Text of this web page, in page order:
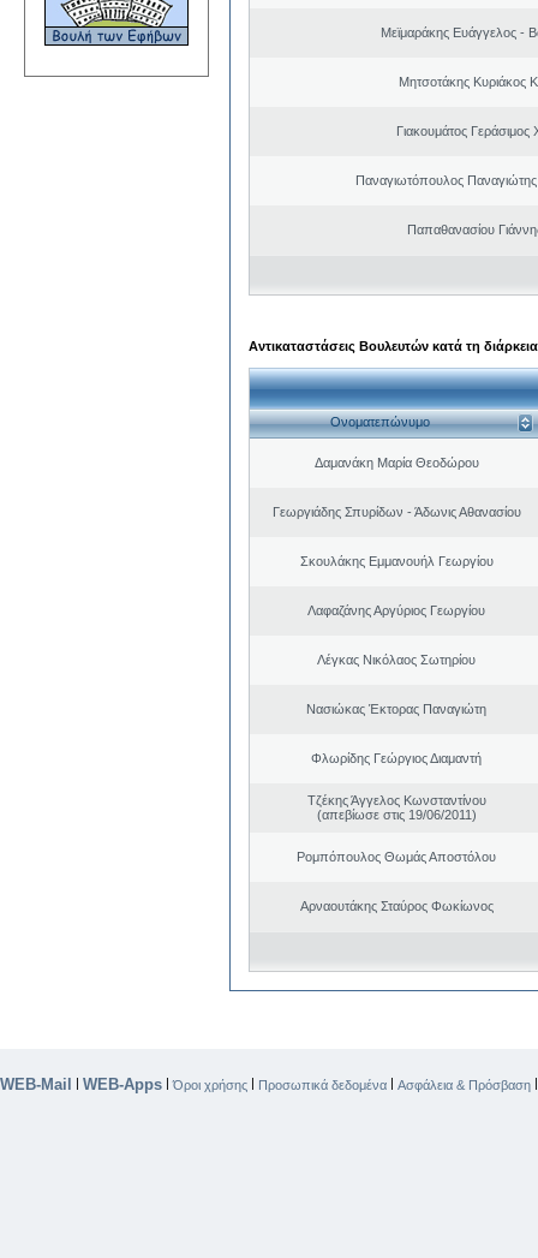
Μεϊμαράκης Ευάγγελος -
Μητσοτάκης Κυριάκος
Γιακουμάτος
Παναγιωτόπουλος
Παπαθανασίου
Αντικαταστάσεις Βουλευτών κατά τη
Ονοματεπώνυμο
Δαμανάκη Μαρία Θεοδώρου
Γεωργιάδης Σπυρίδων - Άδωνις Αθανασίου
Σκουλάκης Εμμανουήλ Γεωργίου
Λαφαζάνης Αργύριος Γεωργίου
Λέγκας Νικόλαος Σωτηρίου
Νασιώκας Έκτορας Παναγιώτη
Φλωρίδης Γεώργιος Διαμαντή
Τζέκης Άγγελος Κωνσταντίνου
(απεβίωσε στις 19/06/2011)
Ρομπόπουλος Θωμάς Αποστόλου
Αρναουτάκης Σταύρος Φωκίωνος
WEB-Mail | WEB-Apps |Όροι χρήσης | Προσωπικά δεδομένα | Ασφάλεια & Πρόσβαση